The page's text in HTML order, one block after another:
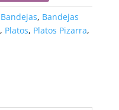
Bandejas, Bandejas
, Platos, Platos Pizarra,